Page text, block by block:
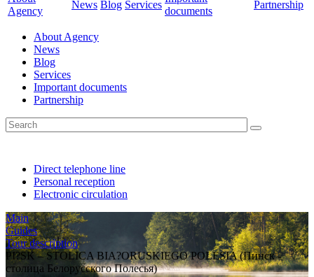
Agency
News Blog Services
documents
Partnership
About Agency
News
Blog
Services
Important documents
Partnership
Direct telephone line
Personal reception
Electronic circulation
Main
Guides
Tour description
PI?SK – STOLICA BIA?ORUSKIEGO POLESIA (Пинск -
столица Белорусского Полесья)